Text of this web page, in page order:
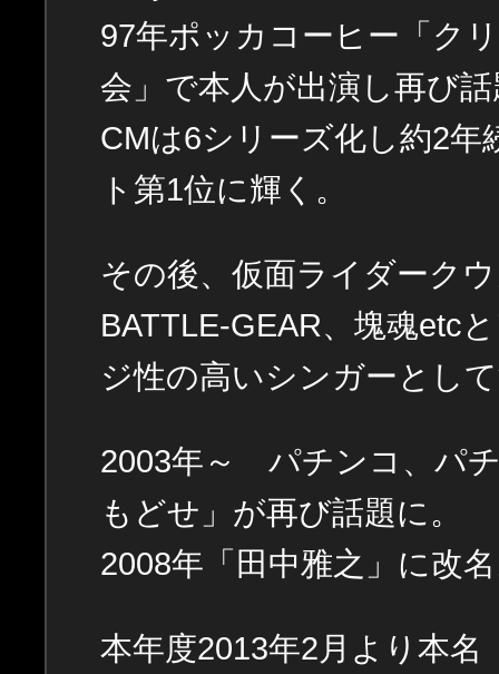
97年ポッカコーヒー「ク
会」で本人が出演し再び
CMは6シリーズ化し約2
ト第1位に輝く。
その後、仮面ライダーク
BATTLE-GEAR、塊魂etc
ジ性の高いシンガーとし
2003年～ パチンコ、パ
もどせ」が再び話題に。
2008年「田中雅之」に改
本年度2013年2月より本名